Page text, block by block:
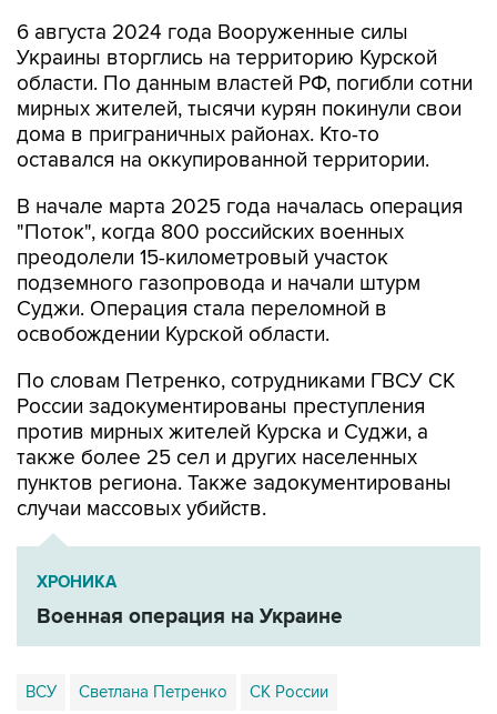
6 августа 2024 года Вооруженные силы
Украины вторглись на территорию Курской
области. По данным властей РФ, погибли сотни
мирных жителей, тысячи курян покинули свои
дома в приграничных районах. Кто-то
оставался на оккупированной территории.
В начале марта 2025 года началась операция
"Поток", когда 800 российских военных
преодолели 15-километровый участок
подземного газопровода и начали штурм
Суджи. Операция стала переломной в
освобождении Курской области.
По словам Петренко, сотрудниками ГВСУ СК
России задокументированы преступления
против мирных жителей Курска и Суджи, а
также более 25 сел и других населенных
пунктов региона. Также задокументированы
случаи массовых убийств.
ХРОНИКА
Военная операция на Украине
ВСУ Светлана Петренко СК России